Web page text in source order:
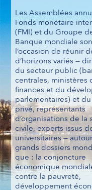
Les Assemblées
Fonds monétaire
(FMI) et du Groupe
Banque mondiale
l’occasion de réunir
d’horizons variés —
du secteur public
centrales, ministères
finances et du
parlementaires) et
privé, représentants
d’organisations de la
civile, experts issus
universitaires —
grands dossiers
que : la conjoncture
économique
contre la pauvreté,
développement